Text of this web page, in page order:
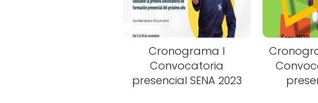
Cronograma I
Convocatoria
presencial SENA 2023